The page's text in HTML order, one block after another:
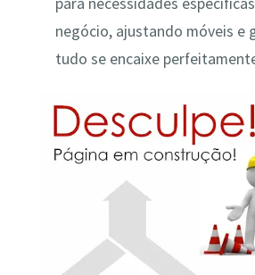
negócio, ajustando móveis e
tudo se encaixe